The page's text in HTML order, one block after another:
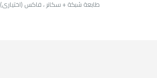
طابعة شبكة + سكانر ، فاكس (اختيارى)